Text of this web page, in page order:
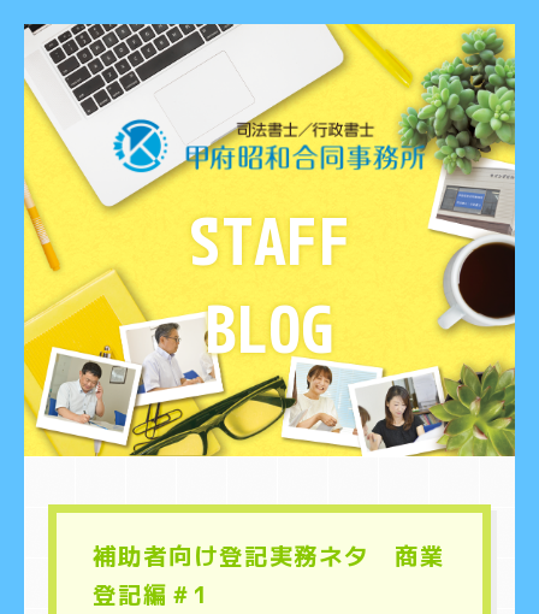
STAFF
BLOG
補助者向け登記実務ネタ 商業
登記編＃1